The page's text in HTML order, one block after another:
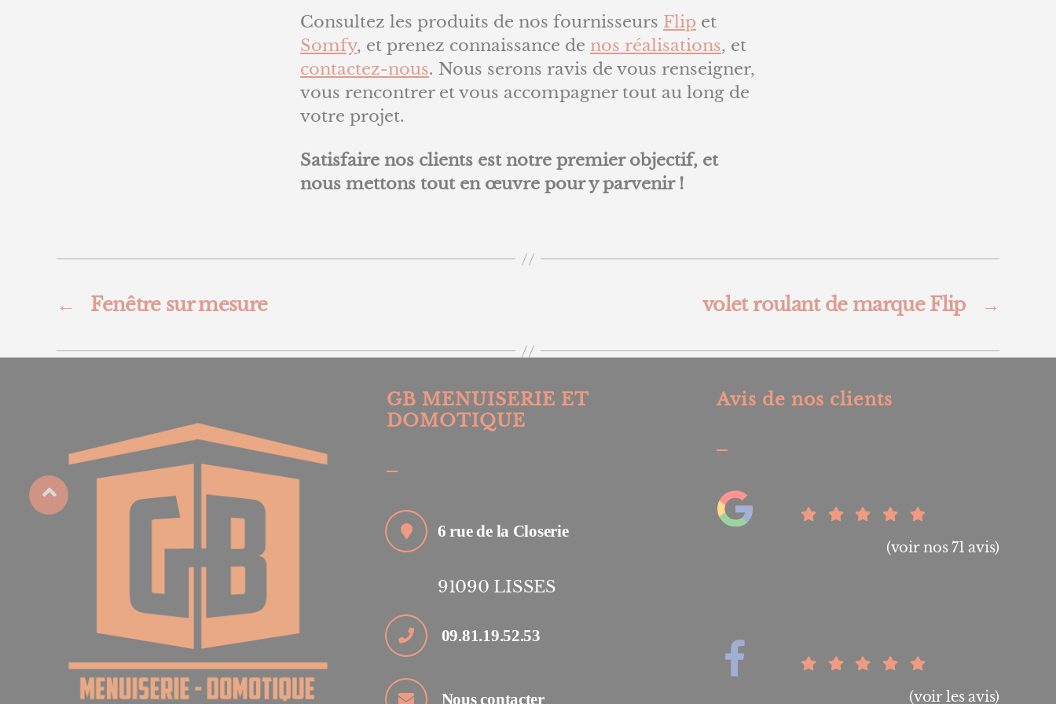
Consultez les produits de nos fournisseurs Flip et
Somfy, et prenez connaissance de nos réalisations, et
contactez-nous. Nous serons ravis de vous renseigner,
vous rencontrer et vous accompagner tout au long de
votre projet.
Satisfaire nos clients est notre premier objectif, et
nous mettons tout en œuvre pour y parvenir !
← Fenêtre sur mesure →
volet roulant de marque Flip
GB MENUISERIE ET
DOMOTIQUE
6 rue de la Closerie
91090 LISSES
09.81.19.52.53
Nous contacter
Avis de nos clients
(voir nos 71 avis)
(voir les avis)